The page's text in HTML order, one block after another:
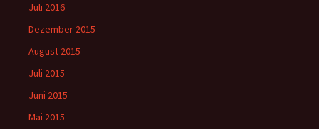
Juli 2016
Dezember 2015
August 2015
Juli 2015
Juni 2015
Mai 2015